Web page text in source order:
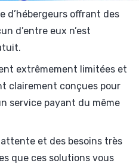
d’hébergeurs offrant des
d’entre eux n’est
extrêmement limitées et
clairement conçues pour
service payant du même
attente et des besoins très
que ces solutions vous